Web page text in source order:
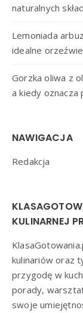
naturalnych
Lemoniada
idealne
Gorzka oliwa z
a kiedy oznacza
NAWIGACJA
Redakcja
KULINARNEJ
kulinariów oraz
przygodę w
porady,
swoje